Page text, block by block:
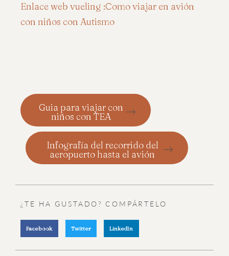
Enlace web vueling :Como viajar en avión
con niños con Autismo
Guia para viajar con
niños con TEA
Infografía del recorrido del
aeropuerto hasta el avión
¿TE HA GUSTADO? COMPÁRTELO
Facebook Twitter LinkedIn